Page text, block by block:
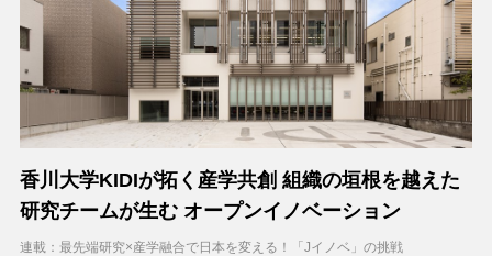
香川大学KIDIが拓く産学共創 組織の垣根を越えた
研究チームが生む オープンイノベーション
連載：最先端研究×産学融合で日本を変える！「Jイノベ」の挑戦